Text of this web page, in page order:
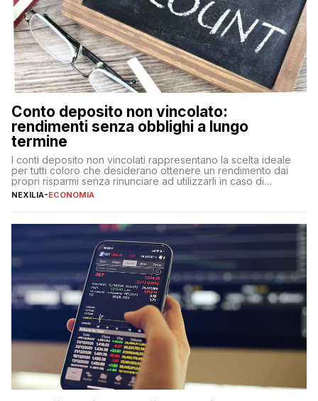
Conto deposito non vincolato:
rendimenti senza obblighi a lungo
termine
I conti deposito non vincolati rappresentano la scelta ideale
per tutti coloro che desiderano ottenere un rendimento dai
propri risparmi senza rinunciare ad utilizzarli in caso di
necessità. A differenza delle forme vincolate tradizionali,
flessibilità e rendimento. Come funzionano […]
NEXILIA-ECONOMIA